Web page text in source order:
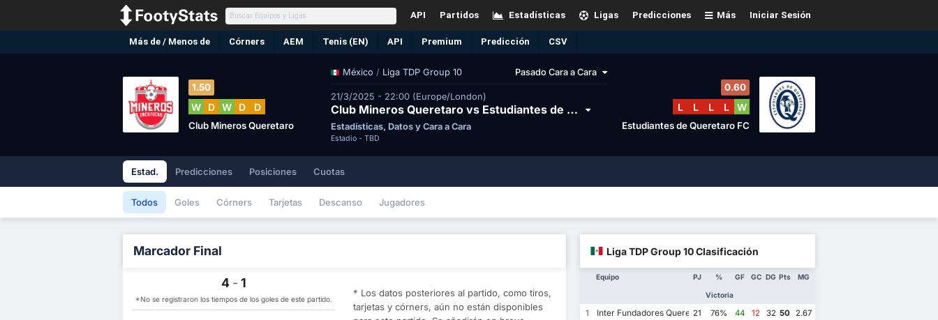
Iniciar Sesión
Más
Predicciones
Ligas
Estadísticas
Partidos
API
Más de / Menos de Córners AEM Tenis (EN) API Premium Predicción CSV
México / Liga TDP Group 10 Pasado Cara a Cara
21/3/2025 - 22:00 (Europe/London)
Club Mineros Queretaro vs Estudiantes de Queretaro FC
Estadísticas, Datos y Cara a Cara
Estadio - TBD
1.50
W D W D D
Club Mineros Queretaro
0.60
L L L L W
Estudiantes de Queretaro FC
Estad. Predicciones Posiciones Cuotas
Todos Goles Córners Tarjetas Descanso Jugadores
Marcador Final
4 - 1
*No se registraron los tiempos de los goles de este partido.
* Los datos posteriores al partido, como tiros,
tarjetas y córners, aún no están disponibles
Liga TDP Group 10 Clasificación
Equipo PJ %
Victoria
GF GC DG Pts MG
1 Inter Fundadores Queretaro FC
21 76% 44 12 32 50 2.67